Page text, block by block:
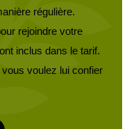
régulière.
rejoindre votre
inclus dans le tarif.
voulez lui confier